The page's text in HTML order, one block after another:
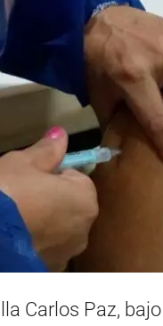
Carlos Paz,